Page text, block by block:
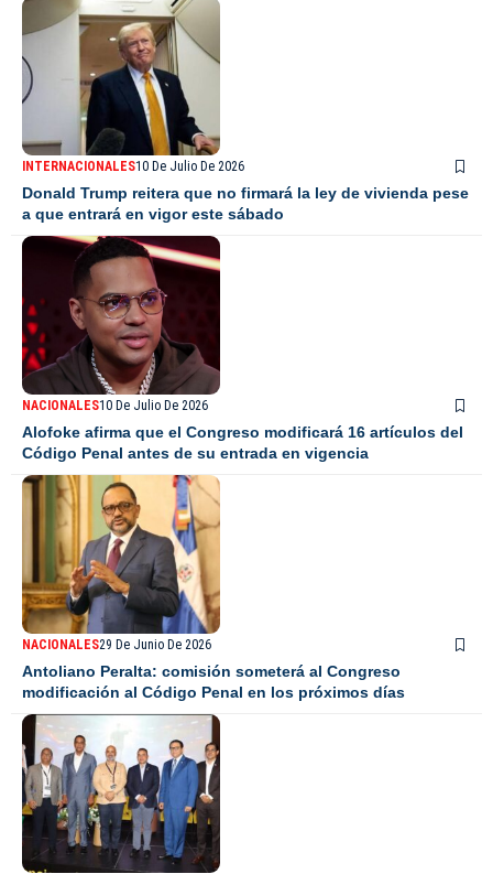
INTERNACIONALES10 De Julio De 2026
Donald Trump reitera que no firmará la ley de vivienda pese
a que entrará en vigor este sábado
NACIONALES10 De Julio De 2026
Alofoke afirma que el Congreso modificará 16 artículos del
Código Penal antes de su entrada en vigencia
NACIONALES29 De Junio De 2026
Antoliano Peralta: comisión someterá al Congreso
modificación al Código Penal en los próximos días